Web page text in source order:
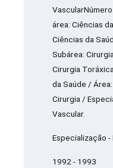
área: Ciências
Ciências da
Subárea:
Cirurgia
da Saúde /
Cirurgia /
Vascular.
Especialização
1992 - 1993